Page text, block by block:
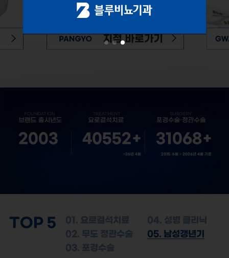
2003 40552+
~26년 4월
31068+
2015. 6월 ~ 2026년 4월 기준
TOP 5
01. 요로결석치료
02. 무도 정관수술
03. 포경수술
04. 성병 클리닉
05. 남성갱년기